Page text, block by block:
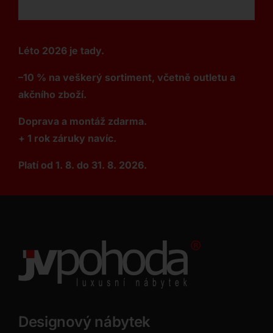
Léto 2026 je tady.
–10 % na veškerý sortiment, včetně outletu a
akčního zboží.
Doprava a montáž zdarma.
+ 1 rok záruky navíc.
Platí od 1. 8. do 31. 8. 2026.
Designový nábytek